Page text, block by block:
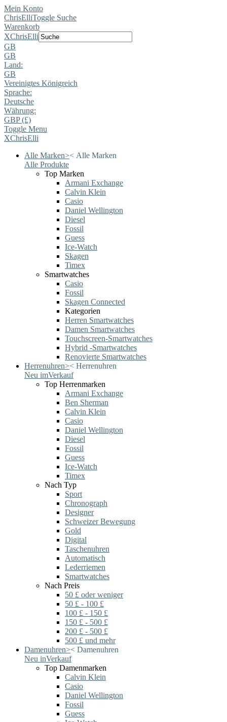
Mein Konto
ChrisElliToggle Suche
Warenkorb
XChrisElli
GB
GB
Land:
GB
Vereinigtes Königreich
Sprache:
Deutsche
Währung:
GBP (£)
Toggle Menu
XChrisElli
Alle Marken>< Alle Marken
Alle Produkte
Top Marken
Armani Exchange
Calvin Klein
Casio
Daniel Wellington
Diesel
Fossil
Guess
Ice-Watch
Skagen
Timex
Smartwatches
Casio
Fossil
Skagen Connected
Kategorien
Herren Smartwatches
Damen Smartwatches
Touchscreen-Smartwatches
Hybrid -Smartwatches
Renovierte Smartwatches
Herrenuhren>< Herrenuhren
Neu imVerkauf
Top Herrenmarken
Armani Exchange
Ben Sherman
Calvin Klein
Casio
Daniel Wellington
Diesel
Fossil
Guess
Ice-Watch
Timex
Nach Typ
Sport
Chronograph
Designer
Schweizer Bewegung
Gold
Digital
Taschenuhren
Automatisch
Lederriemen
Smartwatches
Nach Preis
50 £ oder weniger
50 £ - 100 £
100 £ - 150 £
150 £ - 500 £
200 £ - 500 £
500 £ und mehr
Damenuhren>< Damenuhren
Neu inVerkauf
Top Damenmarken
Calvin Klein
Casio
Daniel Wellington
Fossil
Guess